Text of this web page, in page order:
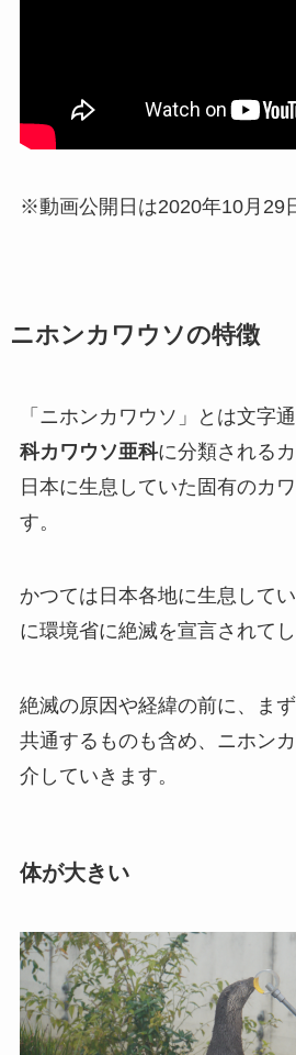
※動画公開日は2020年10月29
ニホンカワウソの特徴
「ニホンカワウソ」とは文字通
科カワウソ亜科に分類される
日本に生息していた固有のカ
す。
かつては日本各地に生息して
に環境省に絶滅を宣言されてし
絶滅の原因や経緯の前に、ま
共通するものも含め、ニホン
介していきます。
体が大きい